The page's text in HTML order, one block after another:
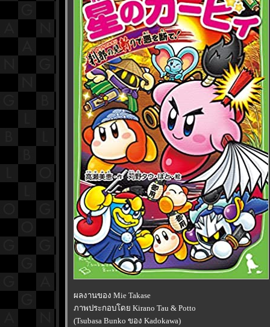
ผลงานของ Mie Takase
ภาพประกอบโดย Kirano Tau & Potto
(Tsubasa Bunko ของ Kadokawa)